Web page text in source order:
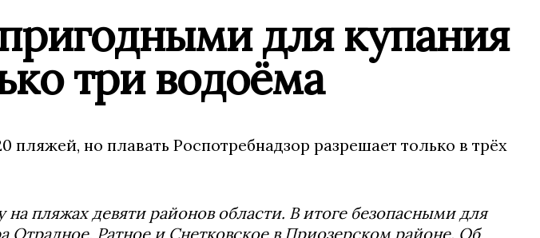
для купания
три водоёма
но плавать Роспотребнадзор разрешает только в трёх
пляжах девяти районов области. В итоге безопасными для
Отрадное, Ратное и Снетковское в Приозерском районе. Об